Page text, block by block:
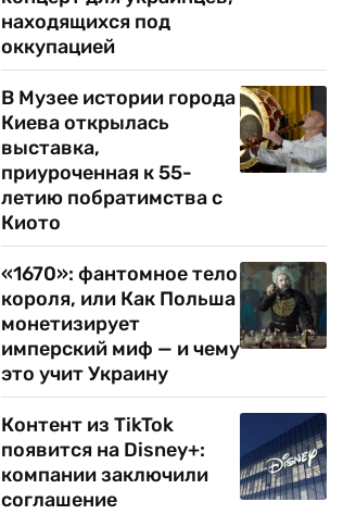
находящихся под
оккупацией
В Музее истории города
Киева открылась
выставка,
приуроченная к 55-
летию побратимства с
Киото
«1670»: фантомное тело
короля, или Как Польша
монетизирует
имперский миф — и чему
это учит Украину
Контент из TikTok
появится на Disney+:
компании заключили
соглашение